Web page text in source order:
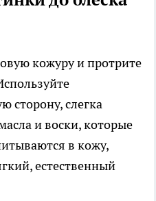
кожуру и протрите
сторону, слегка
и воски, которые
в кожу,
естественный